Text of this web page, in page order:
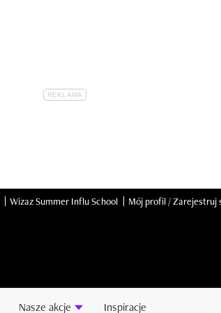
Wizaz Summer Influ School Mój profil / Zarejestruj
Nasze akcje Inspiracje